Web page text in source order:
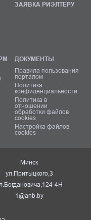
ЗАЯВКА РИЭЛТЕРУ
ДОКУМЕНТЫ
Правила пользования
порталом
Политика
конфиденциальности
Политика в
отношении
обработки файлов
cookies
Настройка файлов
cookies
Минск
ул.Притыцкого,3
4Н
1@anb.by